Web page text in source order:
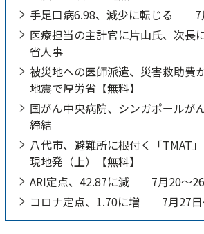
手足口病6.98、減少に転じる 7
医療担当の主計官に片山氏、次
省人事
被災地への医師派遣、災害救助
地震で厚労省【無料】
国がん中央病院、シンガポールが
締結
八代市、避難所に根付く「
現地発（上）【無料】
ARI定点、42.87に減 7月20～
コロナ定点、1.70に増 7月27日